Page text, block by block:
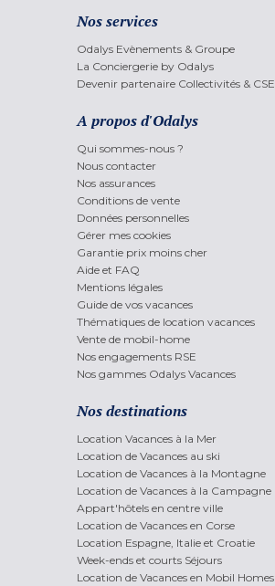
Nos services
Odalys Evènements & Groupe
La Conciergerie by Odalys
Devenir partenaire Collectivités & CSE
A propos d'Odalys
Qui sommes-nous ?
Nous contacter
Nos assurances
Conditions de vente
Données personnelles
Gérer mes cookies
Garantie prix moins cher
Aide et FAQ
Mentions légales
Guide de vos vacances
Thématiques de location vacances
Vente de mobil-home
Nos engagements RSE
Nos gammes Odalys Vacances
Nos destinations
Location Vacances à la Mer
Location de Vacances au ski
Location de Vacances à la Montagne
Location de Vacances à la Campagne
Appart'hôtels en centre ville
Location de Vacances en Corse
Location Espagne, Italie et Croatie
Week-ends et courts Séjours
Location de Vacances en Mobil Homes